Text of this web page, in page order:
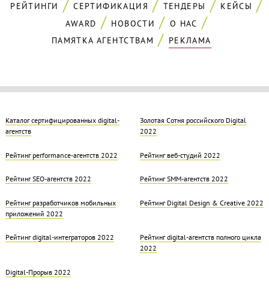
РЕЙТИНГИ СЕРТИФИКАЦИЯ ТЕНДЕРЫ
КЕЙСЫ
AWARD
НОВОСТИ
О НАС
ПАМЯТКА АГЕНТСТВАМ
РЕКЛАМА
Каталог сертифицированных digital-
агентств
Золотая Cотня российского Digital
2022
Рейтинг performance-агентств 2022 Рейтинг веб-студий 2022
Рейтинг SEO-агентств 2022 Рейтинг SMM-агентств 2022
Рейтинг разработчиков мобильных
приложений 2022
Рейтинг Digital Design & Creative 2022
Рейтинг digital-интеграторов 2022
Рейтинг digital-агентств полного цикла
2022
Digital-Прорыв 2022